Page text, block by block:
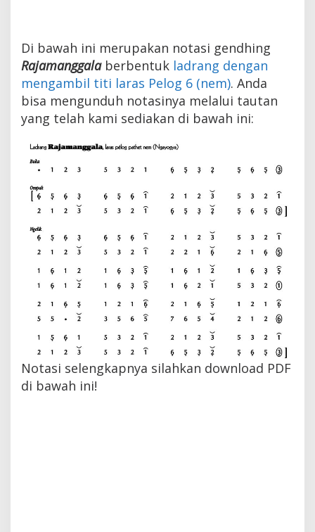
Di bawah ini merupakan notasi gendhing
Rajamanggala berbentuk ladrang dengan
mengambil titi laras Pelog 6 (nem). Anda
bisa mengunduh notasinya melalui tautan
yang telah kami sediakan di bawah ini:
Notasi selengkapnya silahkan download PDF
di bawah ini!